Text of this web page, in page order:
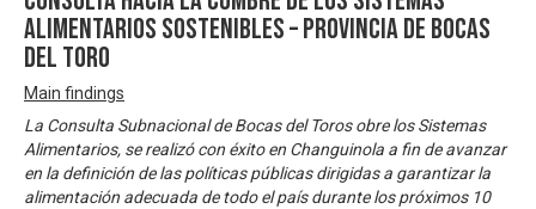
Alimentarios Sostenibles – Provincia de Bocas
del Toro
Main findings
La Consulta Subnacional de Bocas del Toros obre los Sistemas
Alimentarios, se realizó con éxito en Changuinola a fin de avanzar
en la definición de las políticas públicas dirigidas a garantizar la
alimentación adecuada de todo el país durante los próximos 10